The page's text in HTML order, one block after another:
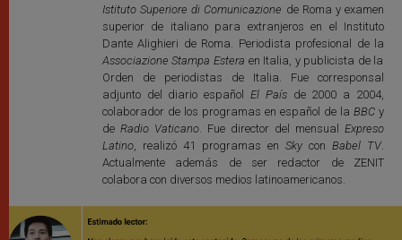
Istituto Superiore di Comunicazione de Roma y examen
superior de italiano para extranjeros en el Instituto
Dante Alighieri de Roma. Periodista profesional de la
Associazione Stampa Estera en Italia, y publicista de la
Orden de periodistas de Italia. Fue corresponsal
adjunto del diario españolEl Paísde 2000 a 2004,
colaborador de los programas en español de la BBCy
de Radio Vaticano. Fue director del mensualExpreso
Latino, realizó 41 programas en Skycon Babel TV
Actualmente además de ser redactor de ZENIT
colabora con diversos medios latinoamericanos.